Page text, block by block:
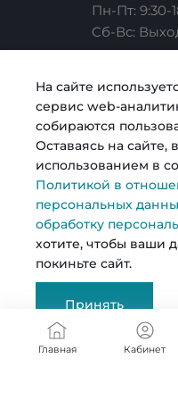
Карьера
Согласие на
Политика в
данных
Сертификаты
Документы
Строительство
Металлопрокат
Возможности
Пн-Пт: 9:30-
Cб-Вс:
© 2026
Главная Кабинет
На сайте
сервис web-
собираются
Оставаясь на сайте,
использованием в
Политикой в
персональных
обработку
хотите, чтобы ваши
покиньте сайт.
Принять